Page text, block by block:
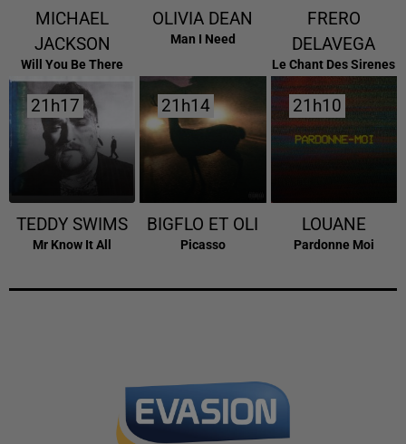
MICHAEL
JACKSON
Will You Be There
OLIVIA DEAN
Man I Need
FRERO
DELAVEGA
Le Chant Des Sirenes
21h17
21h17
TEDDY SWIMS
Mr Know It All
21h14
21h14
BIGFLO ET OLI
Picasso
21h10
21h10
LOUANE
Pardonne Moi